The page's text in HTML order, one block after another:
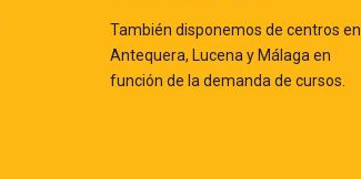
También disponemos de centros en
Antequera, Lucena y Málaga en
función de la demanda de cursos.